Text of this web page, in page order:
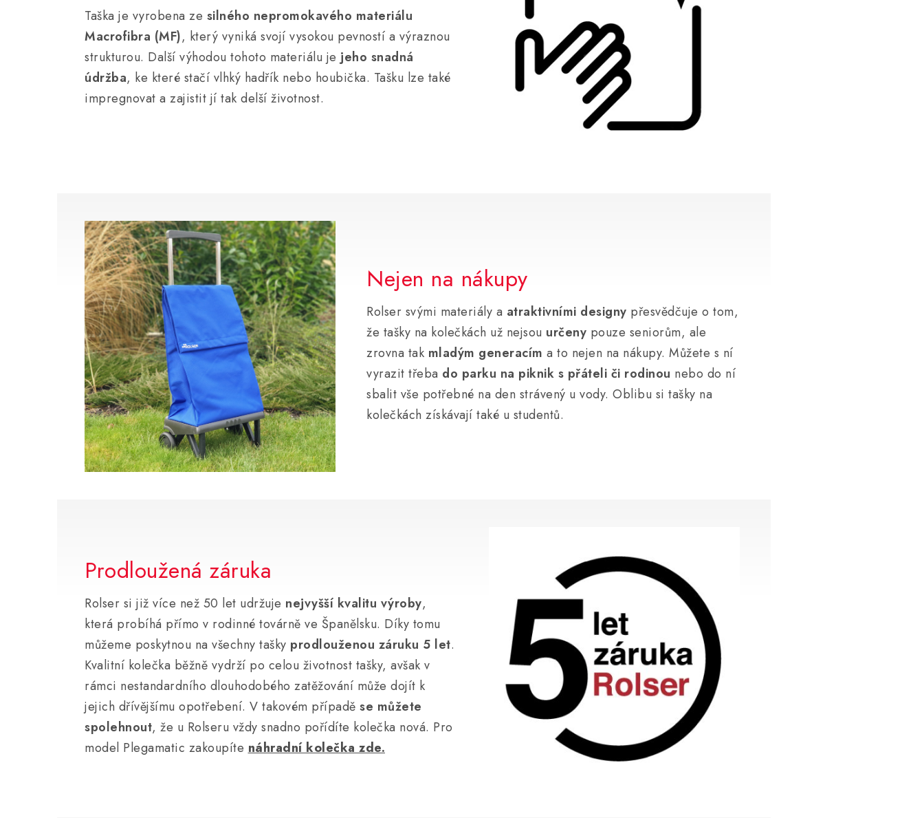
Taška je vyrobena ze silného nepromokavého materiálu
Macrofibra (MF), který vyniká svojí vysokou pevností a výraznou
strukturou. Další výhodou tohoto materiálu jejeho snadná
údržba, ke které stačí vlhký hadřík nebo houbička. Tašku lze také
impregnovat a zajistit jí tak delší životnost.
Nejen na nákupy
Rolser svými materiály a atraktivními designy přesvědčuje o tom,
že tašky na kolečkách už nejsou určeny pouze seniorům, ale
zrovna tak mladým generacím a to nejen na nákupy. Můžete s ní
vyrazit třeba do parku na piknik s přáteli či rodinou nebo do ní
sbalit vše potřebné na den strávený u vody. Oblibu si tašky na
kolečkách získávají také u studentů.
Prodloužená záruka
Rolser si již více než 50 let udržuje nejvyšší kvalitu výroby,
která probíhá přímo v rodinné továrně ve Španělsku. Díky tomu
můžeme poskytnou na všechny tašky prodlouženou záruku 5 let.
Kvalitní kolečka běžně vydrží po celou životnost tašky, avšak v
rámci nestandardního dlouhodobého zatěžování může dojít k
jejich dřívějšímu opotřebení. V takovém případě se můžete
spolehnout, že u Rolseru vždy snadno pořídíte kolečka nová. Pro
model Plegamatic zakoupíte náhradní kolečka zde.